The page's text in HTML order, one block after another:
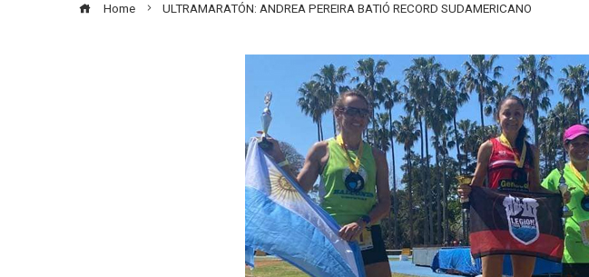
Home ULTRAMARATÓN: ANDREA PEREIRA BATIÓ RECORD SUDAMERICANO